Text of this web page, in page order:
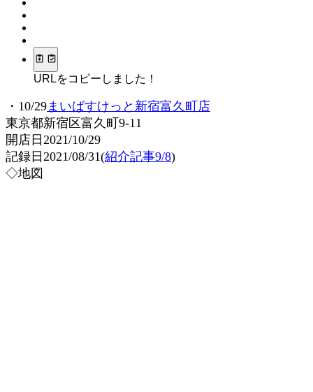
URLをコピーしました！
・10/29まいばすけっと新宿富久町店
東京都新宿区富久町9-11
開店日2021/10/29
記録日2021/08/31(紹介記事9/8)
◇地図